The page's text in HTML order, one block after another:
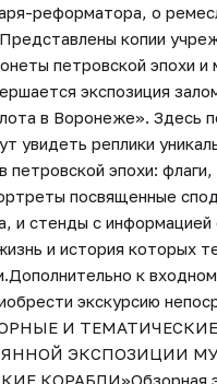
реформатора, о
копии
петровской эпохи и
экспозиция
в Воронеже». Здесь
увидеть реплики
петровской эпохи:
посвященные
и стенды с информацией
и история которых
к
экскурсию
И
ЭКСПОЗИЦИИ
КОРАБЛИ»Обзорная